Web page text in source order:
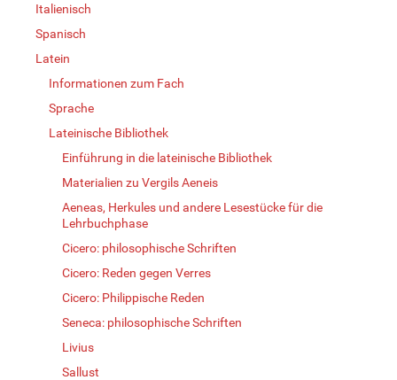
Italienisch
Spanisch
Latein
Informationen zum Fach
Sprache
Lateinische Bibliothek
Einführung in die lateinische Bibliothek
Materialien zu Vergils Aeneis
Aeneas, Herkules und andere Lesestücke für die
Lehrbuchphase
Cicero: philosophische Schriften
Cicero: Reden gegen Verres
Cicero: Philippische Reden
Seneca: philosophische Schriften
Livius
Sallust